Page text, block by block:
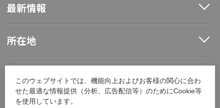
このウェブサイトでは、機能向上およびお客様の関心に合わ
せた最適な情報提供（分析、広告配信等）のためにCookie等
を使用しています。
最新情報
所在地